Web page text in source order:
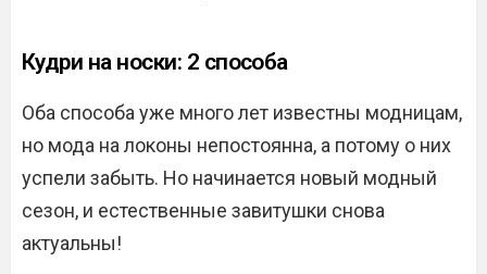
Кудри на носки: 2 способа
Оба способа уже много лет известны модницам,
но мода на локоны непостоянна, а потому о них
успели забыть. Но начинается новый модный
сезон, и естественные завитушки снова
актуальны!